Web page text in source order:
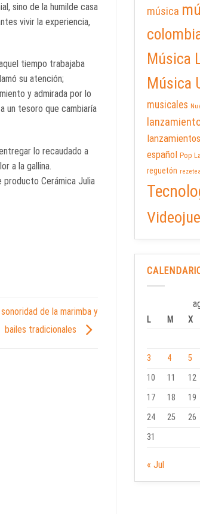
sino de la humilde casa
vivir la experiencia,
tiempo trabajaba
su atención;
y admirada por lo
un tesoro que cambiaría
lo recaudado a
a la gallina.
producto Cerámica Julia
de la marimba y
bailes tradicionales
música
Música
Música
musicales
español Pop
reguetón
L M X
3
4 5
10
11 12
17
18 19
24
25 26
31
« Jul